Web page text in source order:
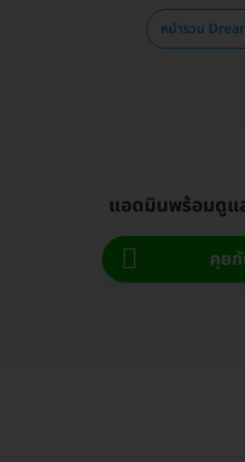
หน้ารวม
แอดมินพร้อมดู
คุย